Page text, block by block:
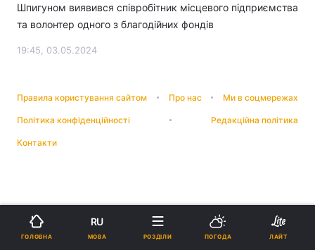
Шпигуном виявився співробітник місцевого підприємства
та волонтер одного з благодійних фондів
19:45, 03.05.2024
Правила користування сайтом Про нас Ми в соцмережах
Політика конфіденційності Редакційна політика
Контакти
ГОЛОВНА
RU
МОВА РОЗДІЛИ ПОГОДА ЛАЙТ